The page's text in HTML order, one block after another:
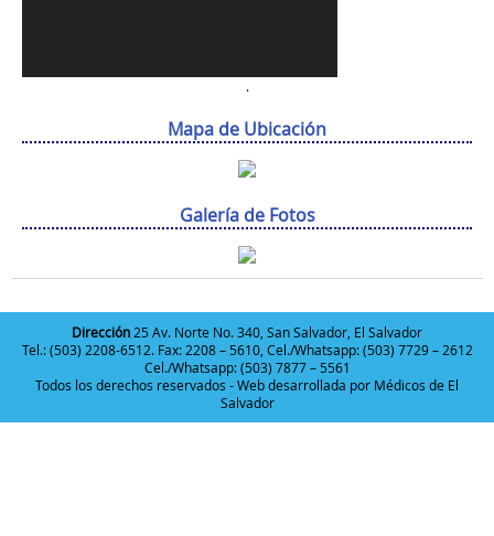
.
Mapa de Ubicación
Galería de Fotos
Dirección 25 Av. Norte No. 340, San Salvador, El Salvador
Tel.: (503) 2208-6512. Fax: 2208 – 5610, Cel./Whatsapp: (503) 7729 – 2612
Cel./Whatsapp: (503) 7877 – 5561
Todos los derechos reservados - Web desarrollada por Médicos de El
Salvador